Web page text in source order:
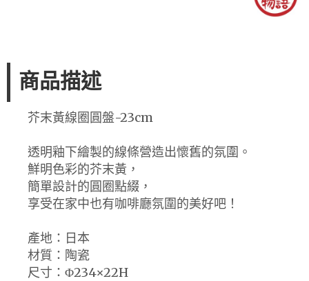
商品描述
芥末黃線圈圓盤-23cm
透明釉下繪製的線條營造出懷舊的氛圍。
鮮明色彩的芥末黃，
簡單設計的圓圈點綴，
享受在家中也有咖啡廳氛圍的美好吧！
產地：日本
材質：陶瓷
尺寸：Φ234×22H